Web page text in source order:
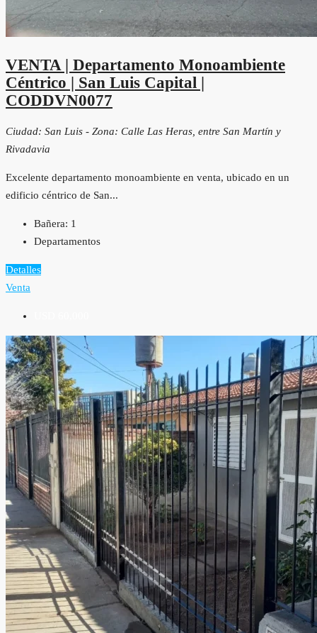
VENTA | Departamento Monoambiente
Céntrico | San Luis Capital |
CODDVN0077
Ciudad: San Luis - Zona: Calle Las Heras, entre San Martín y
Rivadavia
Excelente departamento monoambiente en venta, ubicado en un
edificio céntrico de San...
Bañera: 1
Departamentos
Detalles
Venta